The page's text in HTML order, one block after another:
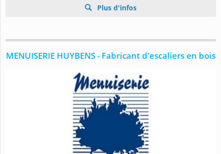
Plus d'infos
MENUISERIE HUYBENS - Fabricant d'escaliers en bois